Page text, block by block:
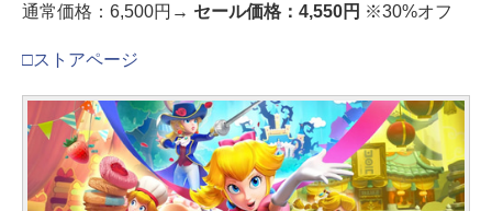
通常価格：6,500円→ セール価格：4,550円 ※30%オフ
□ストアページ